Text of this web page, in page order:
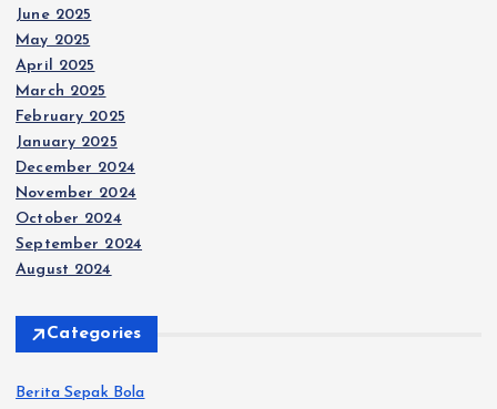
June 2025
May 2025
April 2025
March 2025
February 2025
January 2025
December 2024
November 2024
October 2024
September 2024
August 2024
Categories
Berita Sepak Bola